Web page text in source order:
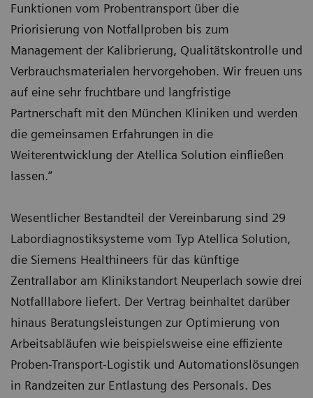
Funktionen vom Probentransport über die
Priorisierung von Notfallproben bis zum
Management der Kalibrierung, Qualitätskontrolle und
Verbrauchsmaterialen hervorgehoben. Wir freuen uns
auf eine sehr fruchtbare und langfristige
Partnerschaft mit den München Kliniken und werden
die gemeinsamen Erfahrungen in die
Weiterentwicklung der Atellica Solution einfließen
lassen.“
Wesentlicher Bestandteil der Vereinbarung sind 29
Labordiagnostiksysteme vom Typ Atellica Solution,
die Siemens Healthineers für das künftige
Zentrallabor am Klinikstandort Neuperlach sowie drei
Notfalllabore liefert. Der Vertrag beinhaltet darüber
hinaus Beratungsleistungen zur Optimierung von
Arbeitsabläufen wie beispielsweise eine effiziente
Proben-Transport-Logistik und Automationslösungen
in Randzeiten zur Entlastung des Personals. Des